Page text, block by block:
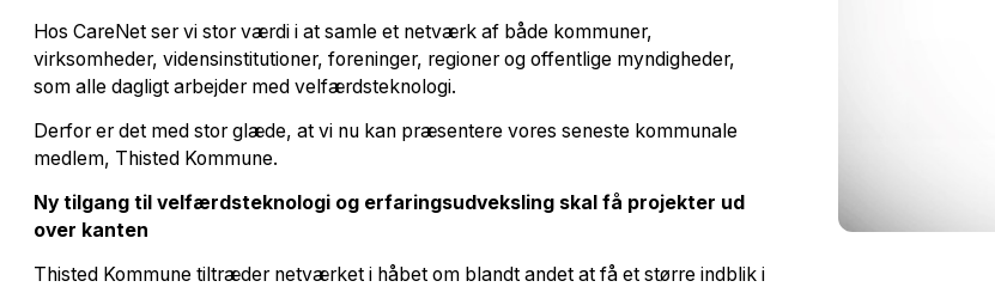
Hos CareNet ser vi stor værdi i at samle et netværk af både kommuner,
virksomheder, vidensinstitutioner, foreninger, regioner og offentlige myndigheder,
som alle dagligt arbejder med velfærdsteknologi.
Derfor er det med stor glæde, at vi nu kan præsentere vores seneste kommunale
medlem, Thisted Kommune.
Ny tilgang til velfærdsteknologi og erfaringsudveksling skal få projekter ud
over kanten
Thisted Kommune tiltræder netværket i håbet om blandt andet at få et større indblik i